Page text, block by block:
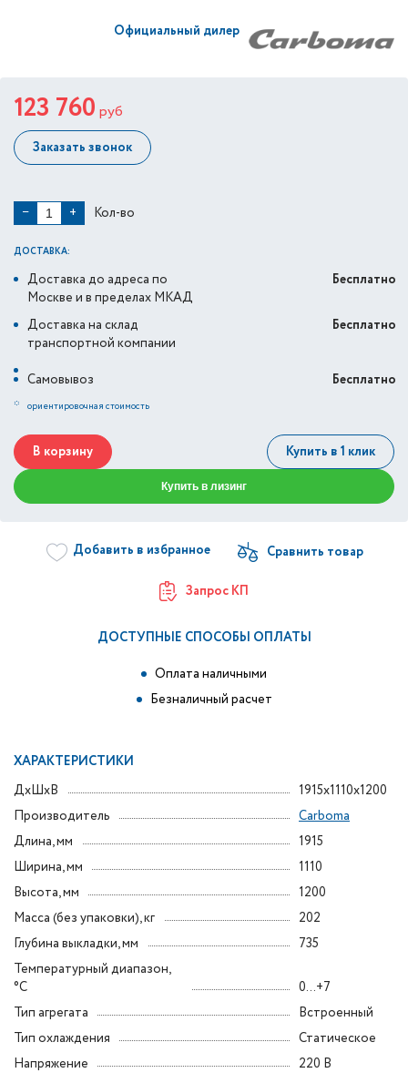
Официальный дилер
123 760 руб
Заказать звонок
− + Кол-во
ДОСТАВКА:
Доставка до адреса по
Москве и в пределах МКАД
Бесплатно
Доставка на склад
транспортной компании
Бесплатно
Самовывоз
Бесплатно
* ориентировочная стоимость
В корзину Купить в 1 клик
Купить в лизинг
Добавить в избранное
Запрос КП
ДОСТУПНЫЕ СПОСОБЫ ОПЛАТЫ
Оплата наличными
Безналичный расчет
ХАРАКТЕРИСТИКИ
ДxШxВ
1915x1110x1200
Производитель
Carboma
Длина, мм
1915
Ширина, мм
1110
Высота, мм
1200
Масса (без упаковки), кг
202
Глубина выкладки, мм
735
Температурный диапазон,
°C
0...+7
Тип агрегата
Встроенный
Тип охлаждения
Статическое
Напряжение
220 В